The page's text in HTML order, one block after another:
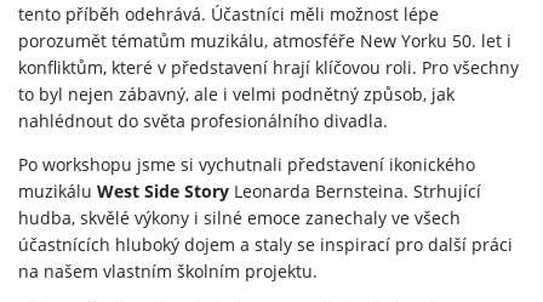
tento příběh odehrává. Účastníci měli možnost lépe
porozumět tématům muzikálu, atmosféře New Yorku 50. let i
konfliktům, které v představení hrají klíčovou roli. Pro všechny
to byl nejen zábavný, ale i velmi podnětný způsob, jak
nahlédnout do světa profesionálního divadla.
Po workshopu jsme si vychutnali představení ikonického
muzikálu West Side Story Leonarda Bernsteina. Strhující
hudba, skvělé výkony i silné emoce zanechaly ve všech
účastnících hluboký dojem a staly se inspirací pro další práci
na našem vlastním školním projektu.